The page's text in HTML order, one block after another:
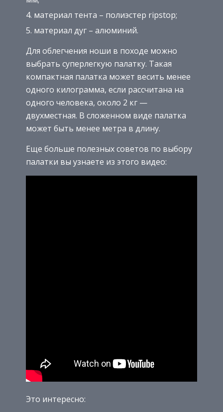
материал тента – полиэстер ripstop;
материал дуг – алюминий.
Для облегчения ноши в походе можно
выбрать суперлегкую палатку. Такая
компактная палатка может весить менее
одного килограмма, если рассчитана на
одного человека, около 2 кг —
двухместная. В сложенном виде палатка
может быть менее метра в длину.
Еще больше полезных советов по выбору
палатки вы узнаете из этого видео:
Это интересно: